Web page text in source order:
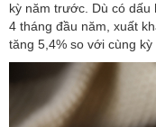
kỳ năm trước. Dù có
4 tháng đầu năm, xuất
tăng 5,4% so với cùng kỳ